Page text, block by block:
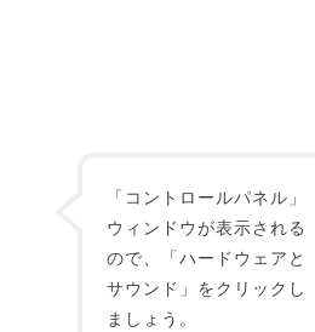
「コントロールパネル」
ウィンドウが表示される
ので、「ハードウェアと
サウンド」をクリックし
ましょう。